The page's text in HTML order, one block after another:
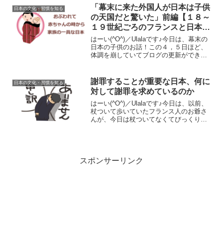
見ましたか？長瀬智也さんの演技が好き
な...
日本の文化・習慣を知る
「幕末に来た外国人が日本は子供
の天国だと驚いた」前編【１８～
１９世紀ごろのフランスと日本の
子供の育て方の違い】
はーい(^O^)／Ulalaです♪今日は、幕末の
日本の子供のお話！この４，５日ほど、
体調を崩していてブログの更新ができて
ます(^^♪体調悪い間なにしてたかという
と、この...
日本の文化・習慣を知る
謝罪することが重要な日本、何に
対して謝罪を求めているのか
はーい(^O^)／Ulalaです♪今日は、以前、
杖ついて歩いていたフランス人のお爺さ
んが、今日は杖ついてなくてびっくりし
スポンサーリンク